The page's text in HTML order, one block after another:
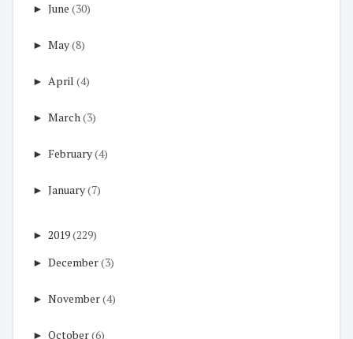
► June (30)
► May(8)
► April (4)
► March(3)
► February(4)
► January(7)
► 2019(229)
► December(3)
► November(4)
► October(6)